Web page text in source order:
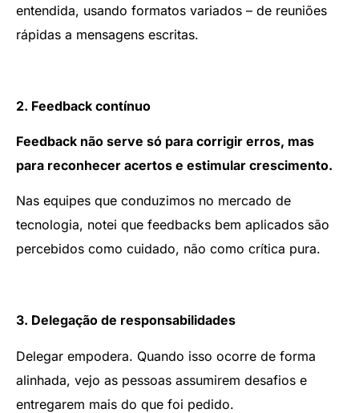
entendida, usando formatos variados – de reuniões
rápidas a mensagens escritas.
2. Feedback contínuo
Feedback não serve só para corrigir erros, mas
para reconhecer acertos e estimular crescimento.
Nas equipes que conduzimos no mercado de
tecnologia, notei que feedbacks bem aplicados são
percebidos como cuidado, não como crítica pura.
3. Delegação de responsabilidades
Delegar empodera. Quando isso ocorre de forma
alinhada, vejo as pessoas assumirem desafios e
entregarem mais do que foi pedido.